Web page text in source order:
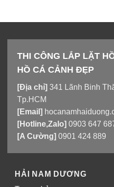
THI CÔNG LẮP LẶT
HỒ CÁ CẢNH ĐẸP
[Địa chỉ] 341 Lãnh Binh
Tp.HCM
[Email]
[Hotline,Zalo] 0903 647
[A Cường] 0901 424 889
HẢI NAM DƯƠNG